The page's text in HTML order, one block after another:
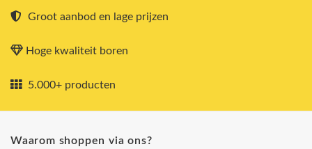
Groot aanbod en lage prijzen
Hoge kwaliteit boren
5.000+ producten
Waarom shoppen via ons?